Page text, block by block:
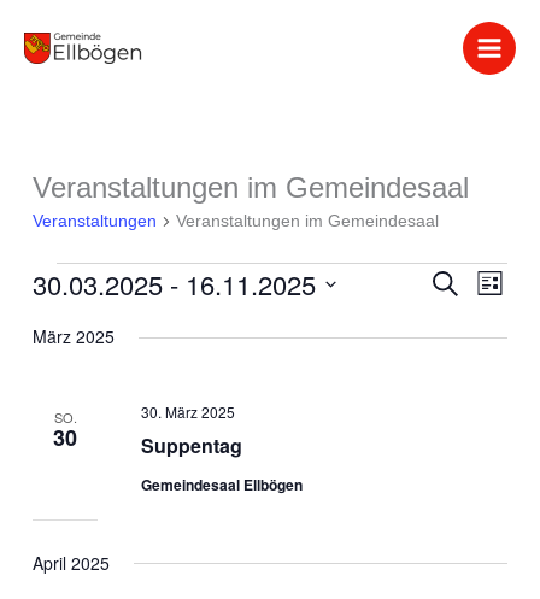
Inhalt
Veranstaltungen im Gemeindesaal
Veranstaltungen Veranstaltungen im Gemeindesaal
Veranstaltungen
und
Suche
Liste
30.03.2025 - 16.11.2025
wählen.
März 2025
SO.
30 Suppentag
30. März 2025
Gemeindesaal Ellbögen
April 2025